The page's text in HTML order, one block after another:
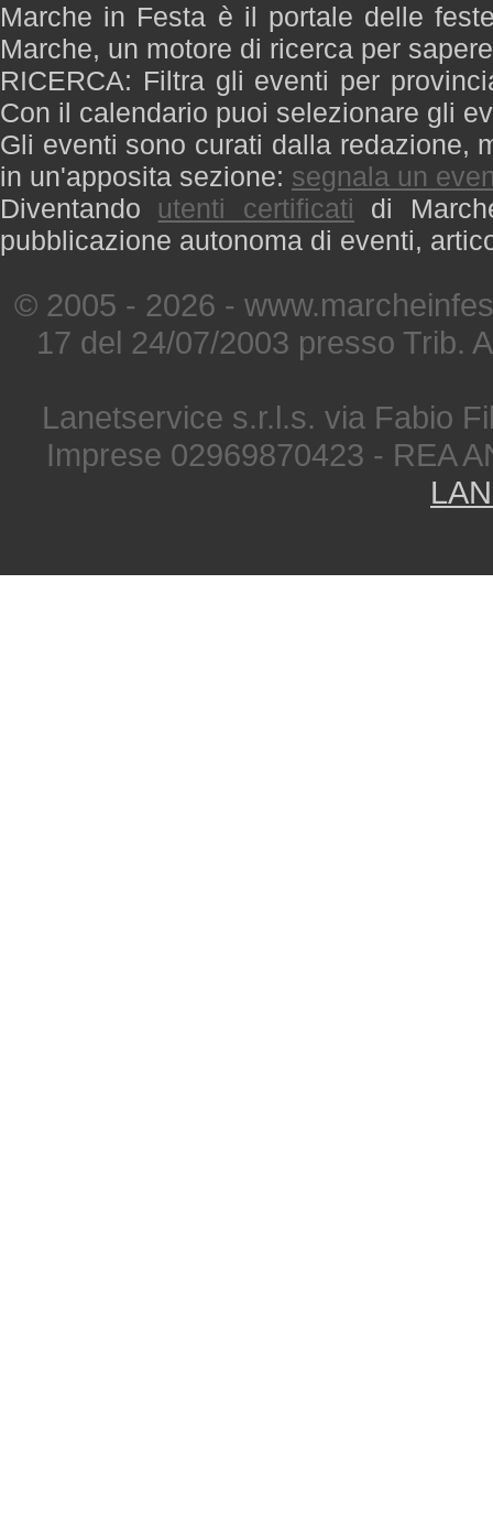
Marche in Festa è il portale delle
Marche, un motore di ricerca per
RICERCA: Filtra gli eventi per
Con il calendario puoi selezionare gli
Gli eventi sono curati dalla redazione,
in un'apposita sezione: segnala un
Diventando utenti certificati di
pubblicazione autonoma di eventi,
© 2005 - 2026 -
17 del 24/07/2003 presso Trib.
Lanetservice s.r.l.s. via Fabio
Imprese 02969870423 - REA